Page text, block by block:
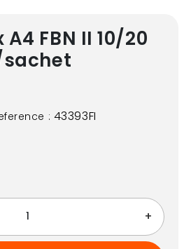
FBN II 10/20
: 43393FI
+